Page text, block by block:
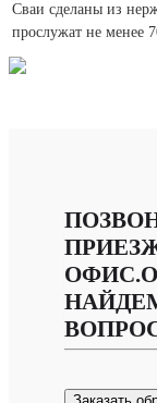
Сваи сделаны из
прослужат не менее